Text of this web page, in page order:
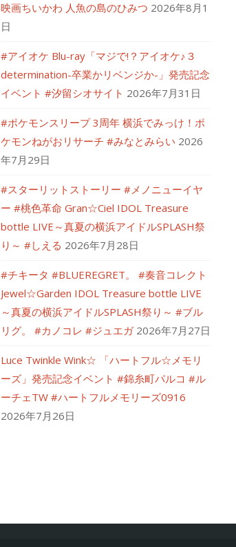
映画ちいかわ 人魚の島のひみつ 2026年8月1
日
#アイオケ Blu-ray「マジで!？アイオケ♪３
determination-卒業かリベンジか-」発売記念
イベント #汐留シオサイト 2026年7月31日
#ポケモンスリープ 3周年 横浜でみっけ！ポ
ケモンねがおリサーチ #みなとみらい 2026
年7月29日
#スターリットストーリー #メノニューイヤ
ー #桃色革命 Gran☆Ciel IDOL Treasure
bottle LIVE～真夏の横浜アイドルSPLASH祭
り～ #しえる 2026年7月28日
#チキータ #BLUEREGRET。 #奏音コレクト
Jewel☆Garden IDOL Treasure bottle LIVE
～真夏の横浜アイドルSPLASH祭り～ #ブル
リグ。 #カノコレ #ジュエガ 2026年7月27日
Luce Twinkle Wink☆ 「ハートフル☆メモリ
ーズ」発売記念イベント #錦糸町パルコ #ル
ーチェTW #ハートフルメモリーズ0916
2026年7月26日